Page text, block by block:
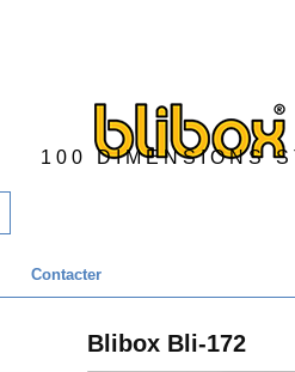
100 DIMENSIONS
Contacter
Blibox Bli-172